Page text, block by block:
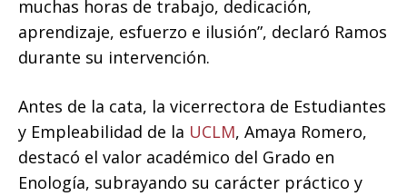
muchas horas de trabajo, dedicación,
aprendizaje, esfuerzo e ilusión”, declaró Ramos
durante su intervención.
Antes de la cata, la vicerrectora de Estudiantes
y Empleabilidad de la UCLM, Amaya Romero,
destacó el valor académico del Grado en
Enología, subrayando su carácter práctico y